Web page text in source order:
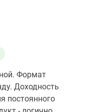
Формат
Доходность
постоянного